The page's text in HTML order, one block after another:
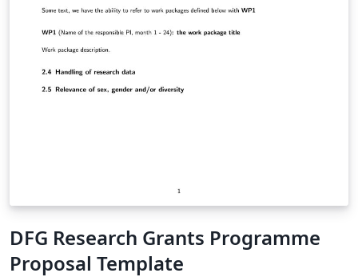
DFG Research Grants Programme
Proposal Template